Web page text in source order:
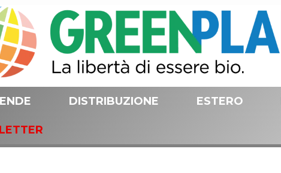
DISTRIBUZIONE ESTERO